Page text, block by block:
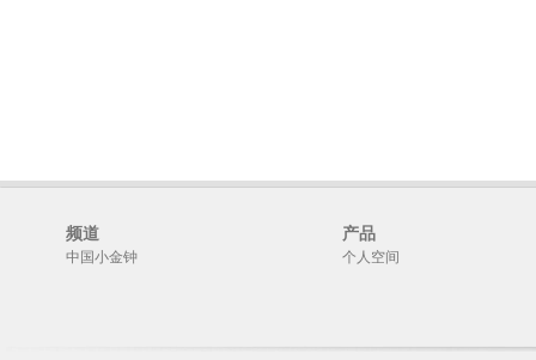
频道
中国小金钟
产品
个人空间